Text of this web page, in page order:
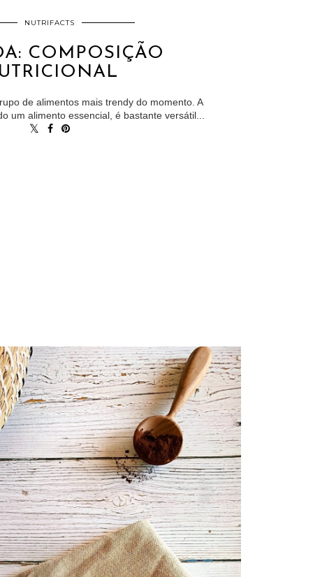
NUTRIFACTS
COMPOSIÇÃO
de alimentos mais trendy do momento. A
um alimento essencial, é bastante versátil...